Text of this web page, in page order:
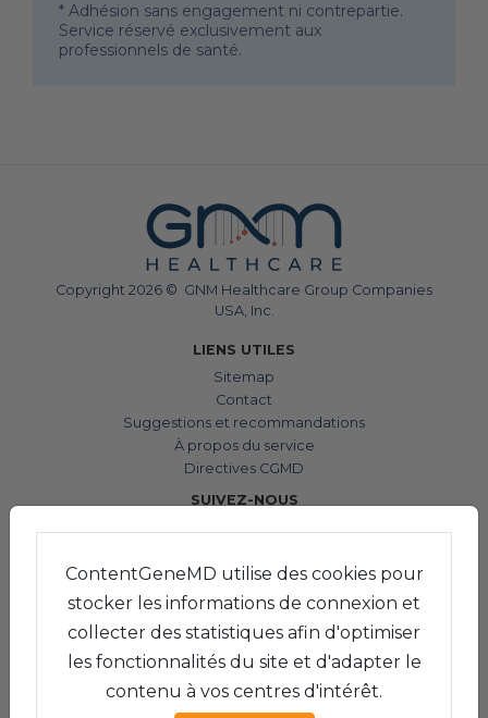
* Adhésion sans engagement ni contrepartie.
Service réservé exclusivement aux
professionnels de santé.
Copyright 2026 © GNM Healthcare Group Companies
USA, Inc.
LIENS UTILES
Sitemap
Contact
Suggestions et recommandations
À propos du service
Directives CGMD
SUIVEZ-NOUS
CHARTE
Mentions légales
Conditions d'utilisation
Politique de confidentialité
Gérer les cookies
ContentGeneMD utilise des cookies pour
stocker les informations de connexion et
collecter des statistiques afin d'optimiser
les fonctionnalités du site et d'adapter le
contenu à vos centres d'intérêt.